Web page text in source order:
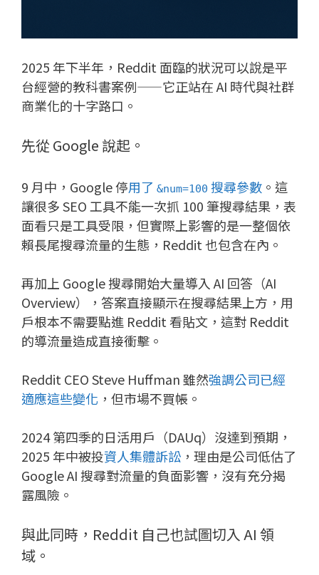
2025 年下半年，Reddit 面臨的狀況可以說是平
台經營的教科書案例——它正站在 AI 時代與社群
商業化的十字路口。
先從 Google 說起。
9 月中，Google 停用了 &num=100 搜尋參數 。這
讓很多 SEO 工具不能一次抓 100 筆搜尋結果，表
面看只是工具受限，但實際上影響的是一整個依
賴長尾搜尋流量的生態，Reddit 也包含在內。
再加上 Google 搜尋開始大量導入 AI 回答（AI
Overview），答案直接顯示在搜尋結果上方，用
戶根本不需要點進 Reddit 看貼文，這對 Reddit
的導流量造成直接衝擊。
Reddit CEO Steve Huffman 雖然強調公司已經
適應這些變化 ，但市場不買帳。
2024 第四季的日活用戶（DAUq）沒達到預期，
2025 年中被投資人集體訴訟 ，理由是公司低估了
Google AI 搜尋對流量的負面影響，沒有充分揭
露風險。
與此同時，Reddit 自己也試圖切入 AI 領
域。